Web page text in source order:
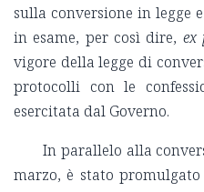
sulla conversione in legge
in esame, per così dire, ex
vigore della legge di
protocolli con le
esercitata dal Governo.
In parallelo alla
marzo, è stato